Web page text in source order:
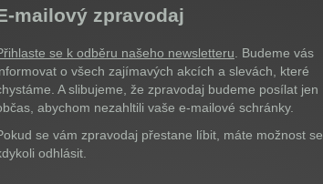
mailový zpravodaj
se k odběru našeho newsletteru . Budeme vás
o všech zajímavých akcích a slevách, které
A slibujeme, že zpravodaj budeme posílat jen
abychom nezahltili vaše e-mailové schránky.
se vám zpravodaj přestane líbit, máte možnost se
odhlásit.